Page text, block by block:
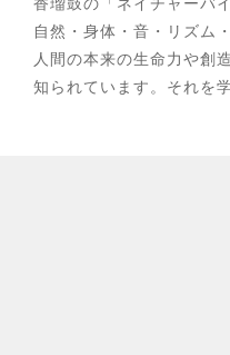
自然・身体・音・リズム
人間の本来の生命力や創
知られています。それを